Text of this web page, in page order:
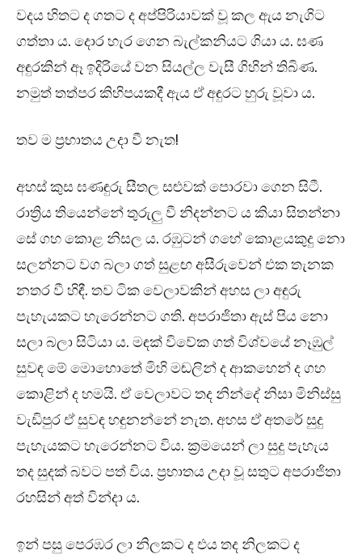
වදය හිතට ද ගතට ද අප්පිරියාවක් වූ කල ඇය නැගිට
ගත්තා ය. දොර හැර ගෙන බැල්කනියට ගියා ය. ඝණ
අඳුරකින් ඈ ඉදිරියේ වන සියල්ල වැසී ගිහින් තිබිණ.
නමුත් තත්පර කිහිපයකදී ඇය ඒ අඳුරට හුරු වූවා ය.
තව ම ප්‍රභාතය උදා වී නැත!
අහස් කුස ඝණඳුරු සීතල සළුවක් පොරවා ගෙන සිටී.
රාත්‍රිය තියෙන්නේ තුරුලු වී නිදන්නට ය කියා සිතන්නා
සේ ගහ කොළ නිසල ය. රඹුටන් ගහේ කොළයකුදු නො
සලන්නට වග බලා ගත් සුළඟ අසීරුවෙන් එක තැනක
නතර වී හිඳී. තව ටික වෙලාවකින් අහස ලා අඳුරු
පැහැයකට හැරෙන්නට ගති. අපරාජිතා ඇස් පිය නො
සලා බලා සිටියා ය. මඳක් විවේක ගත් විශ්වයේ නෑඹුල්
සුවඳ මේ මොහොතේ මිහි මඬලින් ද ආකහෙන් ද ගහ
කොළින් ද හමයි. ඒ වෙලාවට තද නින්දේ නිසා මිනිස්සු
වැඩිපුර ඒ සුවඳ හඳුනන්නේ නැත. අහස ඒ අතරේ සුදු
පැහැයකට හැරෙන්නට විය. ක්‍රමයෙන් ලා සුදු පැහැය
තද සුදක් බවට පත් විය. ප්‍රභාතය උදා වූ සතුට අපරාජිතා
රහසින් අත් වින්දා ය.
ඉන් පසු පෙරඹර ලා නිලකට ද එය තද නිලකට ද